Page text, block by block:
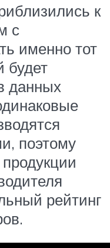
к
с
именно тот
будет
данных
поэтому
рейтинг